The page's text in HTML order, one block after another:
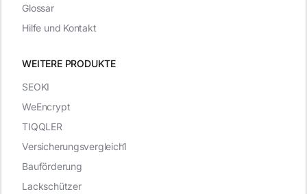
WEITERE PRODUKTE
Glossar
Hilfe und Kontakt
SEOKI
WeEncrypt
TIQQLER
Versicherungsvergleich1
Bauförderung
Lackschützer